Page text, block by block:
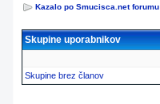
Kazalo po Smucisca.net forumu
Skupine uporabnikov
Skupine brez članov